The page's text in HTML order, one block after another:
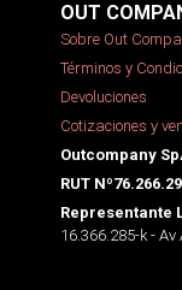
OUT
Sobre Out
Términos y
Devoluciones
Cotizaciones y
Outcompany
RUT
Representante
16.366.285-k -